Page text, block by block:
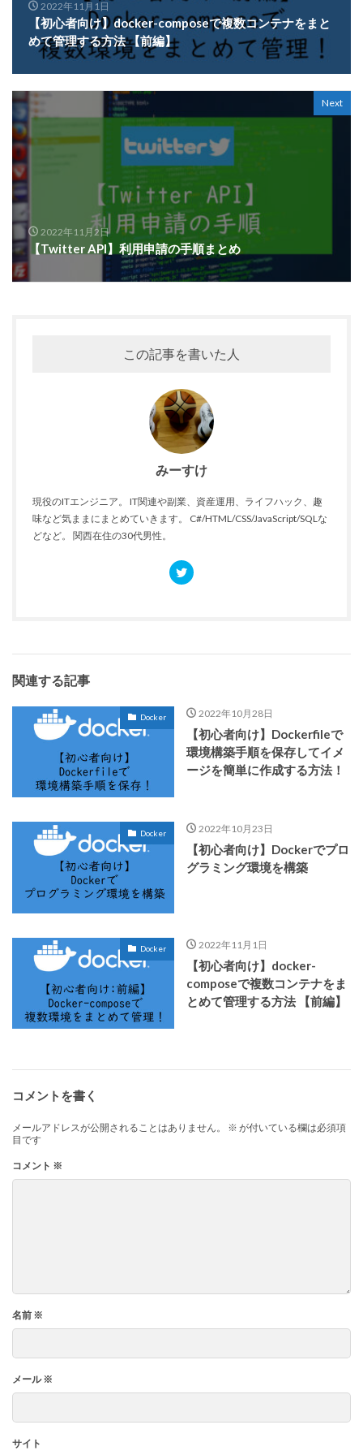
2022年11月1日
【初心者向け】docker-composeで複数コンテナをまと
めて管理する方法 【前編】
Next
2022年11月2日
【Twitter API】利用申請の手順まとめ
この記事を書いた人
みーすけ
現役のITエンジニア。 IT関連や副業、資産運用、ライフハック、趣
味など気ままにまとめていきます。 C#/HTML/CSS/JavaScript/SQLな
どなど。 関西在住の30代男性。
関連する記事
Docker 2022年10月28日
【初心者向け】Dockerfileで
環境構築手順を保存してイメ
ージを簡単に作成する方法！
Docker 2022年10月23日
【初心者向け】Dockerでプロ
グラミング環境を構築
Docker 2022年11月1日
【初心者向け】docker-
composeで複数コンテナをま
とめて管理する方法 【前編】
コメントを書く
メールアドレスが公開されることはありません。 ※ が付いている欄は必須項
目です
コメント ※
名前 ※
メール※
サイト